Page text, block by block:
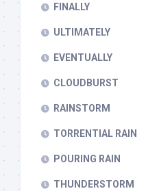
FINALLY
ULTIMATELY
EVENTUALLY
CLOUDBURST
RAINSTORM
TORRENTIAL RAIN
POURING RAIN
THUNDERSTORM